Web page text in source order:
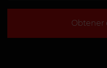
Obtener